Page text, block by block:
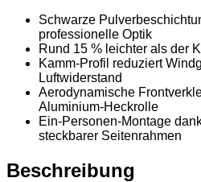
Schwarze
professionelle Optik
Rund 15 % leichter als der
Kamm-Profil reduziert
Luftwiderstand
Aerodynamische
Aluminium-Heckrolle
Ein-Personen-Montage
steckbarer Seitenrahmen
Beschreibung